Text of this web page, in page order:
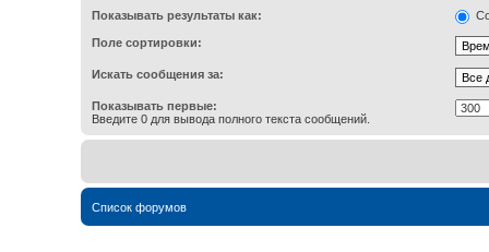
Показывать результаты как:
Поле сортировки:
Искать сообщения за:
Показывать первые:
Введите 0 для вывода полного текста сообщений.
Список форумов